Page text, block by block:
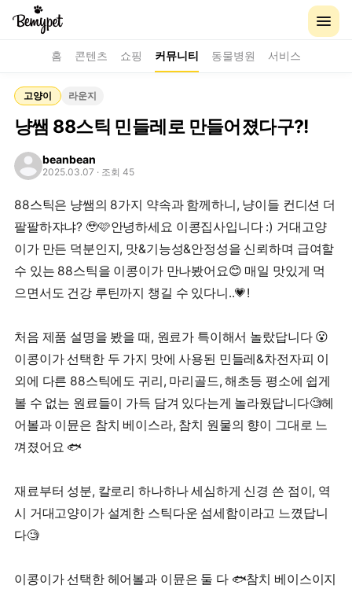
홈 콘텐츠 쇼핑 커뮤니티 동물병원 서비스
고양이 라운지
냥쌤 88스틱 민들레로 만들어졌다구?!
beanbean
2025.03.07 · 조회 45
88스틱은 냥쌤의 8가지 약속과 함께하니, 냥이들 컨디션 더
팔팔하쟈냐? 🥹🩷안녕하세요 이콩집사입니다 :) 거대고양
이가 만든 덕분인지, 맛&기능성&안정성을 신뢰하며 급여할
수 있는 88스틱을 이콩이가 만나봤어요😊 매일 맛있게 먹
으면서도 건강 루틴까지 챙길 수 있다니..💗!
처음 제품 설명을 봤을 때, 원료가 특이해서 놀랐답니다 😮
이콩이가 선택한 두 가지 맛에 사용된 민들레&차전자피 이
외에 다른 88스틱에도 귀리, 마리골드, 해초등 평소에 쉽게
볼 수 없는 원료들이 가득 담겨 있다는게 놀라웠답니다🧐헤
어볼과 이뮨은 참치 베이스라, 참치 원물의 향이 그대로 느
껴졌어요 🐟
재료부터 성분, 칼로리 하나하나 세심하게 신경 쓴 점이, 역
시 거대고양이가 설계한 스틱다운 섬세함이라고 느꼈답니
다🧐
이콩이가 선택한 헤어볼과 이뮨은 둘 다 🐟참치 베이스이지